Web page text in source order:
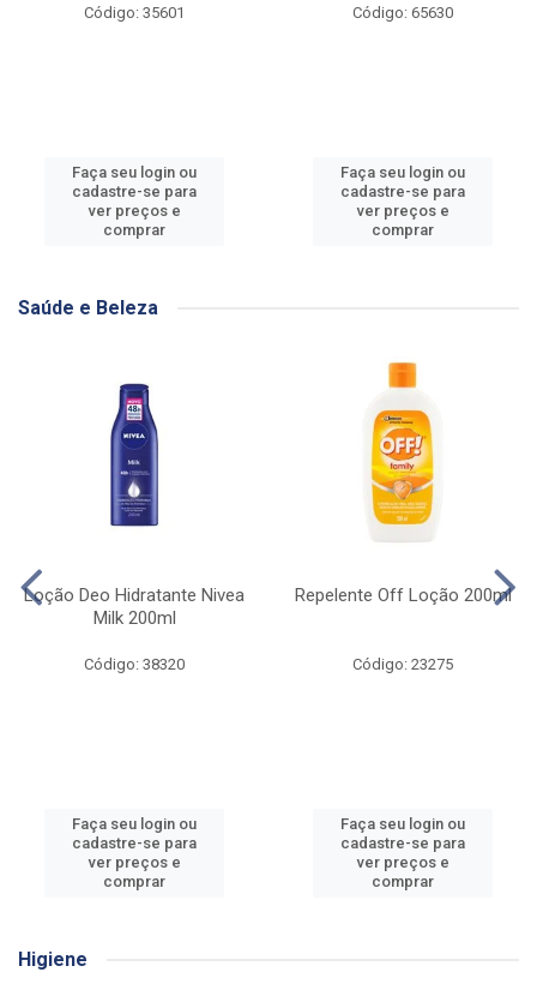
Código: 35601
Faça seu login ou
cadastre-se para
ver preços e
comprar
Código: 65630
Faça seu login ou
cadastre-se para
ver preços e
comprar
Saúde e Beleza
Loção Deo Hidratante Nivea
Milk 200ml
Código: 38320
Faça seu login ou
cadastre-se para
ver preços e
comprar
Repelente Off Loção 200ml
Código: 23275
Faça seu login ou
cadastre-se para
ver preços e
comprar
Higiene